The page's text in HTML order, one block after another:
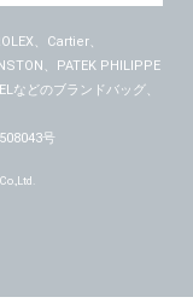
、Cartier、
、PATEK PHILIPPE
などのブランドバッグ、
号